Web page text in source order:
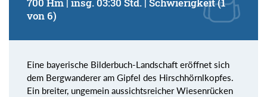
von 6)
Eine bayerische Bilderbuch-Landschaft eröffnet sich
dem Bergwanderer am Gipfel des Hirschhörnlkopfes.
Ein breiter, ungemein aussichtsreicher Wiesenrücken